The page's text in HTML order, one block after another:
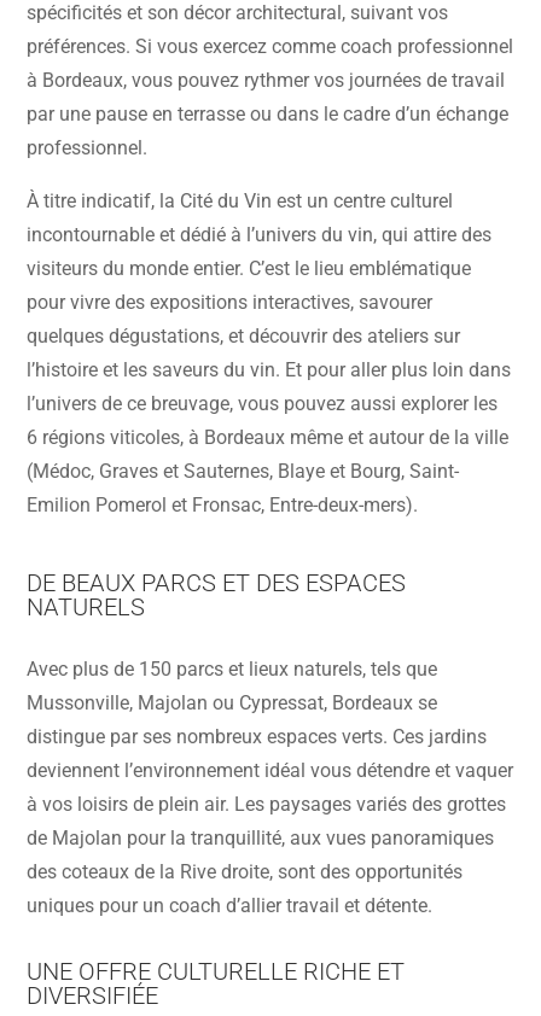
spécificités et son décor architectural, suivant vos
préférences. Si vous exercez comme coach professionnel
à Bordeaux, vous pouvez rythmer vos journées de travail
par une pause en terrasse ou dans le cadre d’un échange
professionnel.
À titre indicatif, la Cité du Vin est un centre culturel
incontournable et dédié à l’univers du vin, qui attire des
visiteurs du monde entier. C’est le lieu emblématique
pour vivre des expositions interactives, savourer
quelques dégustations, et découvrir des ateliers sur
l’histoire et les saveurs du vin. Et pour aller plus loin dans
l’univers de ce breuvage, vous pouvez aussi explorer les
6 régions viticoles, à Bordeaux même et autour de la ville
(Médoc, Graves et Sauternes, Blaye et Bourg, Saint-
Emilion Pomerol et Fronsac, Entre-deux-mers).
DE BEAUX PARCS ET DES ESPACES
NATURELS
Avec plus de 150 parcs et lieux naturels, tels que
Mussonville, Majolan ou Cypressat, Bordeaux se
distingue par ses nombreux espaces verts. Ces jardins
deviennent l’environnement idéal vous détendre et vaquer
à vos loisirs de plein air. Les paysages variés des grottes
de Majolan pour la tranquillité, aux vues panoramiques
des coteaux de la Rive droite, sont des opportunités
uniques pour un coach d’allier travail et détente.
UNE OFFRE CULTURELLE RICHE ET
DIVERSIFIÉE